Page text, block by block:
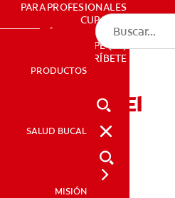
PRODUCTOS
PARA PROFESIONALES
CUPONES
DÓNDE COMPRAR
PE (ES)
SUSCRÍBETE
PRODUCTOS
SALUD BUCAL
MISIÓN
Para El
Dental?